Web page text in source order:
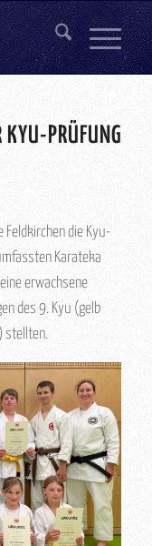
KYU-PRÜFUNG
die Kyu-
Karateka
erwachsene
des 9. Kyu (gelb
stellten.